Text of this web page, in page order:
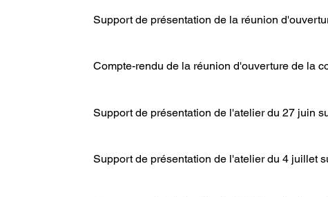
Support de présentation de la réunion
Compte-rendu de la réunion d'ouverture de la
Support de présentation de l'atelier du 27 juin
Support de présentation de l'atelier du 4 juillet